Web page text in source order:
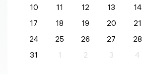
10 11 12 13 14
17
18 19 20 21
24
25 26 27 28
31
1 2 3 4